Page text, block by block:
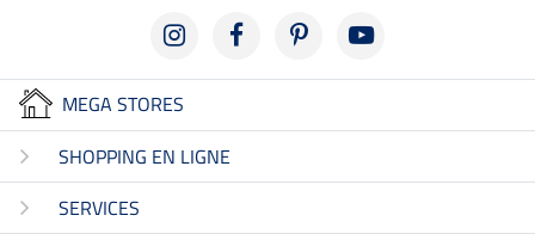
MEGA STORES
SHOPPING EN LIGNE
SERVICES